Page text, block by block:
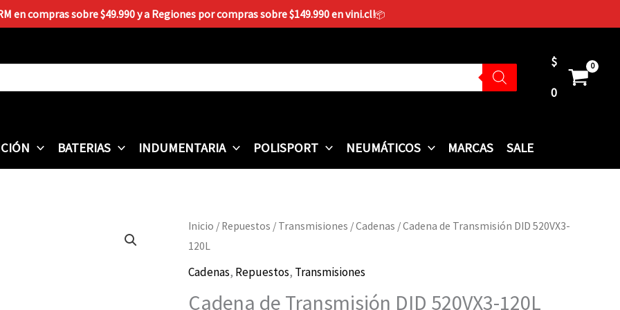
en compras sobre $49.990 y a Regiones por compras sobre $149.990 en vini.cl!📦
$
0
BATERIAS INDUMENTARIA POLISPORT NEUMÁTICOS MARCAS SALE
Inicio / Repuestos / Transmisiones /Cadenas / Cadena de Transmisión DID 520VX3-
120L
Cadenas, Repuestos, Transmisiones
Cadena de Transmisión DID 520VX3-120L